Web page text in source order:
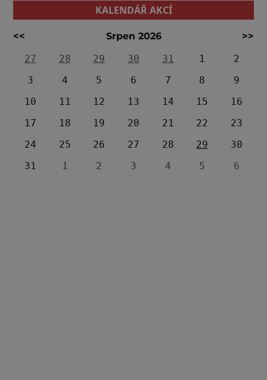
KALENDÁŘ AKCÍ
<< Srpen 2026
>>
27
28 29 30 31 1
2
3
4 5 6 7 8
9
10
11 12 13 14 15
16
17
18 19 20 21 22
23
24
25 26 27 28 29
30
31
1 2 3 4 5 6